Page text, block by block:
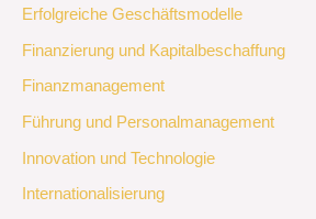
Erfolgreiche Geschäftsmodelle
Finanzierung und Kapitalbeschaffung
Finanzmanagement
Führung und Personalmanagement
Innovation und Technologie
Internationalisierung